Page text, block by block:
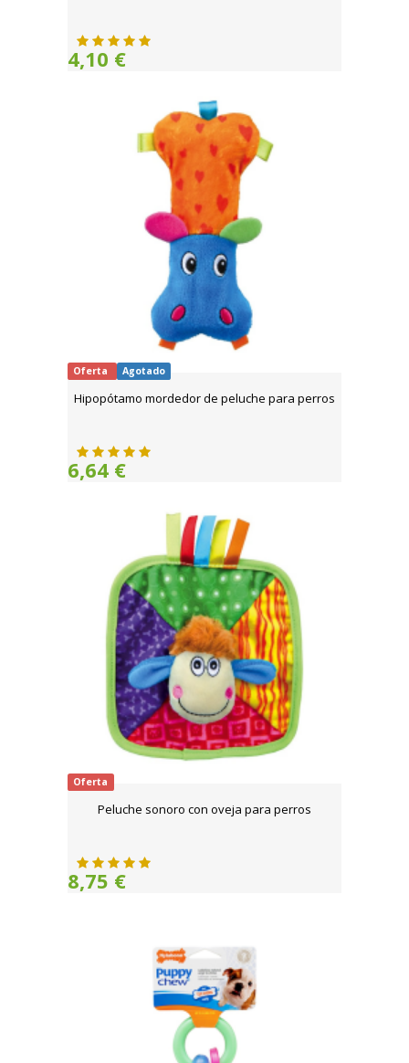
4,10 €
Oferta Agotado
Hipopótamo mordedor de peluche para perros
6,64 €
Oferta
Peluche sonoro con oveja para perros
8,75 €